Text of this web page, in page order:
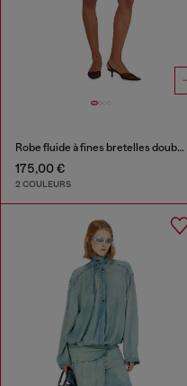
Robe fluide à fines bretelles doubles
175,00 €
2 COULEURS